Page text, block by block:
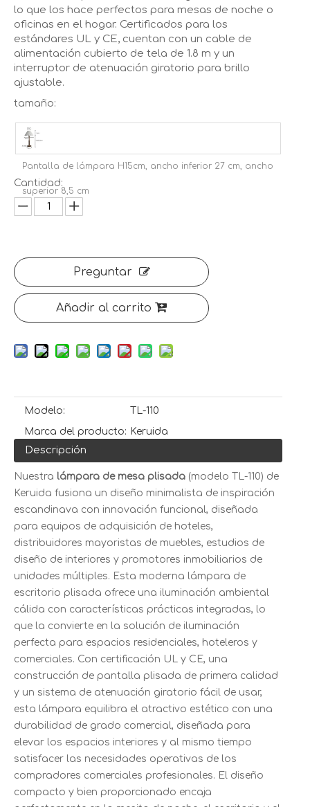
lo que los hace perfectos para mesas de noche o
oficinas en el hogar. Certificados para los
estándares UL y CE, cuentan con un cable de
alimentación cubierto de tela de 1.8 m y un
interruptor de atenuación giratorio para brillo
ajustable.
tamaño:
Pantalla de lámpara H15cm, ancho inferior 27 cm, ancho
superior 8,5 cm
Cantidad:
Preguntar
Añadir al carrito
Modelo:
TL-110
Marca del producto: Keruida
Descripción
Nuestra lámpara de mesa plisada (modelo TL-110) de
Keruida fusiona un diseño minimalista de inspiración
escandinava con innovación funcional, diseñada
para equipos de adquisición de hoteles,
distribuidores mayoristas de muebles, estudios de
diseño de interiores y promotores inmobiliarios de
unidades múltiples. Esta moderna lámpara de
escritorio plisada ofrece una iluminación ambiental
cálida con características prácticas integradas, lo
que la convierte en la solución de iluminación
perfecta para espacios residenciales, hoteleros y
comerciales. Con certificación UL y CE, una
construcción de pantalla plisada de primera calidad
y un sistema de atenuación giratorio fácil de usar,
esta lámpara equilibra el atractivo estético con una
durabilidad de grado comercial, diseñada para
elevar los espacios interiores y al mismo tiempo
satisfacer las necesidades operativas de los
compradores comerciales profesionales. El diseño
compacto y bien proporcionado encaja